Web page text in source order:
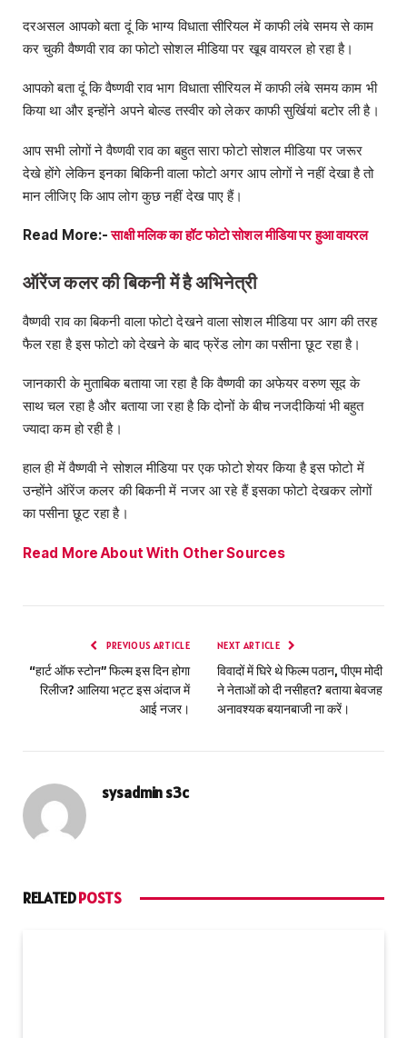
दरअसल आपको बता दूं कि भाग्य विधाता सीरियल में काफी लंबे समय से काम
कर चुकी वैष्णवी राव का फोटो सोशल मीडिया पर खूब वायरल हो रहा है।
आपको बता दूं कि वैष्णवी राव भाग विधाता सीरियल में काफी लंबे समय काम भी
किया था और इन्होंने अपने बोल्ड तस्वीर को लेकर काफी सुर्खियां बटोर ली है।
आप सभी लोगों ने वैष्णवी राव का बहुत सारा फोटो सोशल मीडिया पर जरूर
देखे होंगे लेकिन इनका बिकिनी वाला फोटो अगर आप लोगों ने नहीं देखा है तो
मान लीजिए कि आप लोग कुछ नहीं देख पाए हैं।
Read More:-साक्षी मलिक का हॉट फोटो सोशल मीडिया पर हुआ वायरल
ऑरेंज कलर की बिकनी में है अभिनेत्री
वैष्णवी राव का बिकनी वाला फोटो देखने वाला सोशल मीडिया पर आग की तरह
फैल रहा है इस फोटो को देखने के बाद फ्रेंड लोग का पसीना छूट रहा है।
जानकारी के मुताबिक बताया जा रहा है कि वैष्णवी का अफेयर वरुण सूद के
साथ चल रहा है और बताया जा रहा है कि दोनों के बीच नजदीकियां भी बहुत
ज्यादा कम हो रही है।
हाल ही में वैष्णवी ने सोशल मीडिया पर एक फोटो शेयर किया है इस फोटो में
उन्होंने ऑरेंज कलर की बिकनी में नजर आ रहे हैं इसका फोटो देखकर लोगों
का पसीना छूट रहा है।
Read More About With Other Sources
PREVIOUS ARTICLE
“हार्ट ऑफ स्टोन” फिल्म इस दिन होगा
रिलीज? आलिया भट्ट इस अंदाज में
आई नजर।
NEXT ARTICLE
विवादों में घिरे थे फिल्म पठान, पीएम मोदी
ने नेताओं को दी नसीहत? बताया बेवजह
अनावश्यक बयानबाजी ना करें।
sysadmin s3c
RELATEDPOSTS